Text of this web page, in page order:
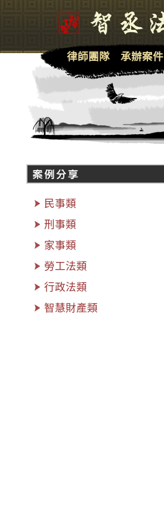
律師團隊 承辦案件
民事類
刑事類
家事類
勞工法類
行政法類
智慧財產類